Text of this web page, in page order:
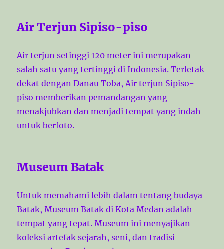
Air Terjun Sipiso-piso
Air terjun setinggi 120 meter ini merupakan
salah satu yang tertinggi di Indonesia. Terletak
dekat dengan Danau Toba, Air terjun Sipiso-
piso memberikan pemandangan yang
menakjubkan dan menjadi tempat yang indah
untuk berfoto.
Museum Batak
Untuk memahami lebih dalam tentang budaya
Batak, Museum Batak di Kota Medan adalah
tempat yang tepat. Museum ini menyajikan
koleksi artefak sejarah, seni, dan tradisi